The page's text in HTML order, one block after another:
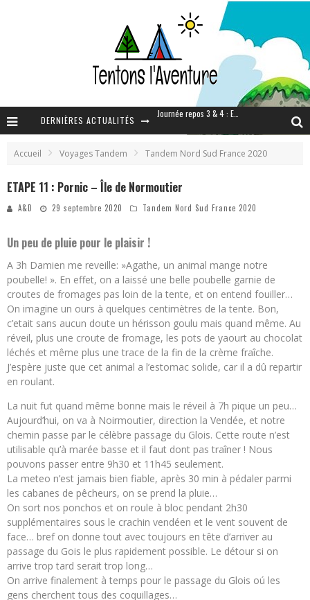
DERNIÈRES ACTUALITÉS Étape 20 : Enfin un peu de pluie
Accueil Voyages Tandem Tandem Nord Sud France 2020
ETAPE 11 : Pornic – Île de Normoutier
A&D 29 septembre 2020 Tandem Nord Sud France 2020
Un peu de pluie pour le plaisir !
A 3h Damien me reveille: »Agathe, un animal mange notre
poubelle! ». En effet, on a laissé une belle poubelle garnie de
croutes de fromages pas loin de la tente, et on entend fouiller…
On imagine un ours à quelques centimètres de la tente. Bon,
c’etait sans aucun doute un hérisson goulu mais quand même. Au
réveil, plus une croute de fromage, les pots de yaourt au chocolat
léchés et même plus une trace de la fin de la crème fraîche.
J’espère juste que cet animal a l’estomac solide, car il a dû repartir
en roulant.
La nuit fut quand même bonne mais le réveil à 7h pique un peu…
Aujourd’hui, on va à Noirmoutier, direction la Vendée, et notre
chemin passe par le célèbre passage du Glois. Cette route n’est
utilisable qu’à marée basse et il faut dont pas traîner ! Nous
pouvons passer entre 9h30 et 11h45 seulement.
La meteo n’est jamais bien fiable, après 30 min à pédaler parmi
les cabanes de pêcheurs, on se prend la pluie…
On sort nos ponchos et on roule à bloc pendant 2h30
supplémentaires sous le crachin vendéen et le vent souvent de
face… bref on donne tout avec toujours en tête d’arriver au
passage du Gois le plus rapidement possible. Le détour si on
arrive trop tard serait trop long…
On arrive finalement à temps pour le passage du Glois oú les
gens cherchent tous des coquillages…